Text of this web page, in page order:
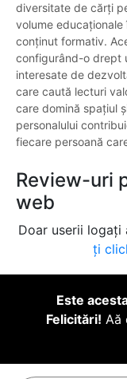
diversitate de cărți
volume
conținut formativ.
configurând-o drept
interesate de
care caută lecturi
care domină spațiul
personalului
fiecare persoană
Review-uri
web
Doar userii logați
ți
Este
Felicitări! Aă